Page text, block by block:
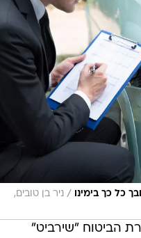
כל כך בימינו / ניר בן טובים,
הביטוח "שירביט"